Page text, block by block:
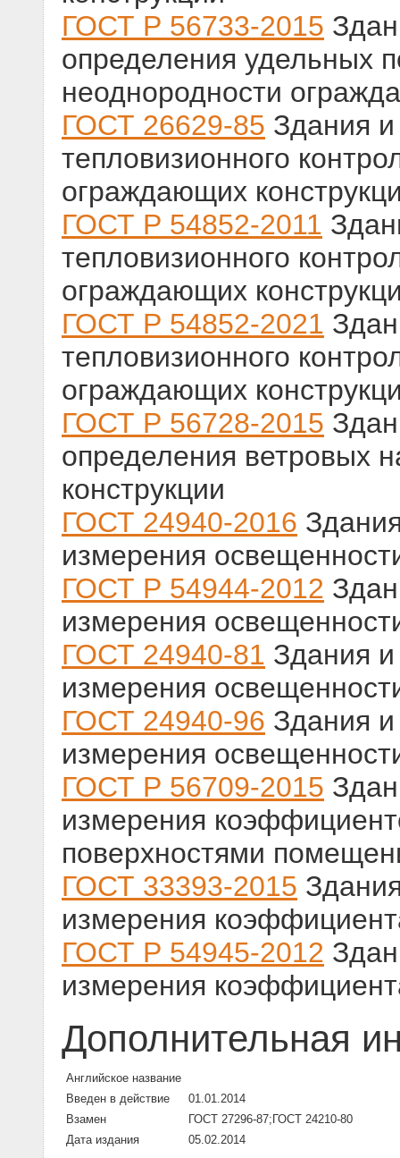
ГОСТ Р 56733-2015
определения удельных
неоднородности
ГОСТ 26629-85 Здания
тепловизионного
ограждающих
ГОСТ Р 54852-2011
тепловизионного
ограждающих
ГОСТ Р 54852-2021
тепловизионного
ограждающих
ГОСТ Р 56728-2015
определения ветровых
конструкции
ГОСТ 24940-2016
измерения
ГОСТ Р 54944-2012
измерения
ГОСТ 24940-81 Здания
измерения
ГОСТ 24940-96 Здания
измерения
ГОСТ Р 56709-2015
измерения
поверхностями
ГОСТ 33393-2015
измерения
ГОСТ Р 54945-2012
измерения
Дополнительная
Английское название
Введен в действие
01.01.2014
Взамен
ГОСТ 27296-87;ГОСТ 24210-80
Дата издания
05.02.2014